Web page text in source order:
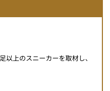
以上のスニーカーを取材し、